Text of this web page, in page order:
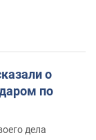
о
по
дела